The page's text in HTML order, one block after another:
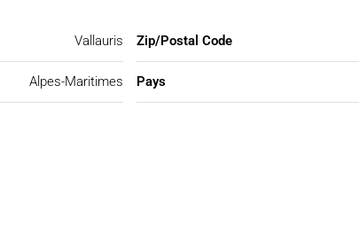
Vallauris
Alpes-Maritimes
Zip/Postal Code
Pays